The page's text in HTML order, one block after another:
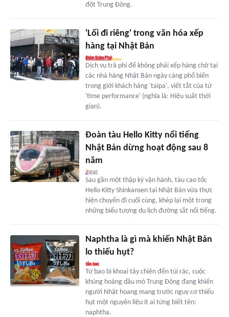
đột Trung Đông.
'Lối đi riêng' trong văn hóa xếp
hàng tại Nhật Bản
Dịch vụ trả phí để không phải xếp hàng chờ tại
các nhà hàng Nhật Bản ngày càng phổ biến
trong giới khách hàng 'taipa', viết tắt của từ
'time performance' (nghĩa là: Hiệu suất thời
gian).
Đoàn tàu Hello Kitty nổi tiếng
Nhật Bản dừng hoạt động sau 8
năm
Sau gần một thập kỷ vận hành, tàu cao tốc
Hello Kitty Shinkansen tại Nhật Bản vừa thực
hiện chuyến đi cuối cùng, khép lại một trong
những biểu tượng du lịch đường sắt nổi tiếng.
Naphtha là gì mà khiến Nhật Bản
lo thiếu hụt?
Từ bao bì khoai tây chiên đến túi rác, cuộc
khủng hoảng dầu mỏ Trung Đông đang khiến
người Nhật hoang mang trước nguy cơ thiếu
hụt một nguyên liệu ít ai từng biết tên:
naphtha.